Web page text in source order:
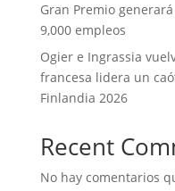
Gran Premio
9,000 empleos
Ogier e Ingrassia
francesa lidera un
Finlandia 2026
Recent
No hay comentarios